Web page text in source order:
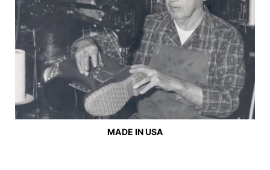
MADE IN USA